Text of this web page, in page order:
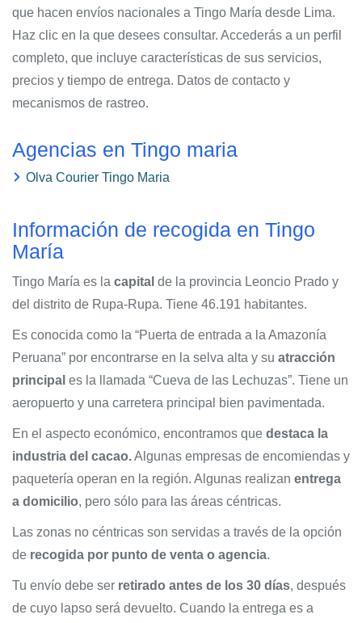
que hacen envíos nacionales a Tingo María desde Lima.
Haz clic en la que desees consultar. Accederás a un perfil
completo, que incluye características de sus servicios,
precios y tiempo de entrega. Datos de contacto y
mecanismos de rastreo.
Agencias en Tingo maria
Olva Courier Tingo Maria
Información de recogida en Tingo
María
Tingo María es la capital de la provincia Leoncio Prado y
del distrito de Rupa-Rupa. Tiene 46.191 habitantes.
Es conocida como la “Puerta de entrada a la Amazonía
Peruana” por encontrarse en la selva alta y su atracción
principal es la llamada “Cueva de las Lechuzas”. Tiene un
aeropuerto y una carretera principal bien pavimentada.
En el aspecto económico, encontramos que destaca la
industria del cacao.Algunas empresas de encomiendas y
paquetería operan en la región. Algunas realizan entrega
a domicilio, pero sólo para las áreas céntricas.
Las zonas no céntricas son servidas a través de la opción
de recogida por punto de venta o agencia.
Tu envío debe ser retirado antes de los 30 días, después
de cuyo lapso será devuelto. Cuando la entrega es a